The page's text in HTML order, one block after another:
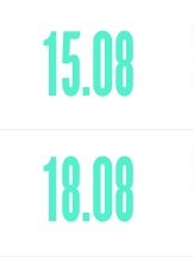
15.08
18.08